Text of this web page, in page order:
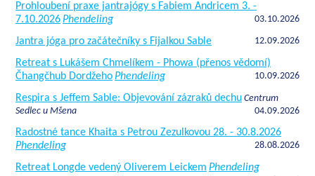
Prohloubení praxe jantrajógy s Fabiem Andricem 3. -
7.10.2026Phendeling 03.10.2026
Jantra jóga pro začátečníky s Fijalkou Sable 12.09.2026
Retreat s Lukášem Chmelíkem - Phowa (přenos vědomí)
Čhangčhub DordžehoPhendeling 10.09.2026
Respira s Jeffem Sable: Objevování zázraků dechu Centrum
Sedlec u Mšena
04.09.2026
Radostné tance Khaita s Petrou Zezulkovou 28. - 30.8.2026
Phendeling
28.08.2026
Retreat Longde vedený Oliverem Leickem Phendeling